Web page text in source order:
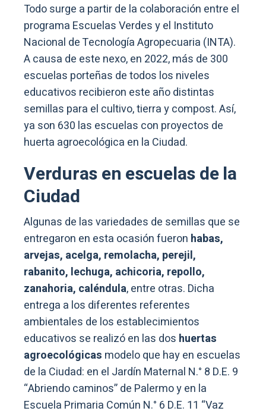
Todo surge a partir de la colaboración entre el
programa Escuelas Verdes y el Instituto
Nacional de Tecnología Agropecuaria (INTA).
A causa de este nexo, en 2022, más de 300
escuelas porteñas de todos los niveles
educativos recibieron este año distintas
semillas para el cultivo, tierra y compost. Así,
ya son 630 las escuelas con proyectos de
huerta agroecológica en la Ciudad.
Verduras en escuelas de la
Ciudad
Algunas de las variedades de semillas que se
entregaron en esta ocasión fueron habas,
arvejas, acelga, remolacha, perejil,
rabanito, lechuga, achicoria, repollo,
zanahoria, caléndula, entre otras. Dicha
entrega a los diferentes referentes
ambientales de los establecimientos
educativos se realizó en las dos huertas
agroecológicas modelo que hay en escuelas
de la Ciudad: en el Jardín Maternal N.° 8 D.E. 9
“Abriendo caminos” de Palermo y en la
Escuela Primaria Común N.° 6 D.E. 11 “Vaz